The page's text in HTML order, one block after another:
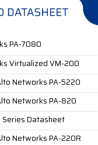
PA-7080
Virtualized VM-200
Networks PA-5220
Networks PA-820
Datasheet
Networks PA-220R